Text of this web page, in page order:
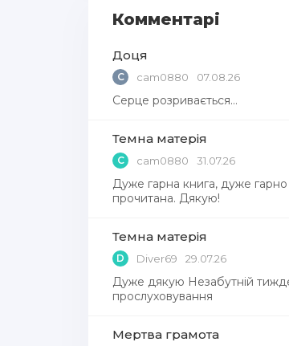
Комментарі
Доця
C cam0880 07.08.26
Серце розривається…
Темна матерія
C cam0880 31.07.26
Дуже гарна книга, дуже гарно
прочитана. Дякую!
Темна матерія
D Diver69 29.07.26
Дуже дякую Незабутній
прослуховування
Мертва грамота